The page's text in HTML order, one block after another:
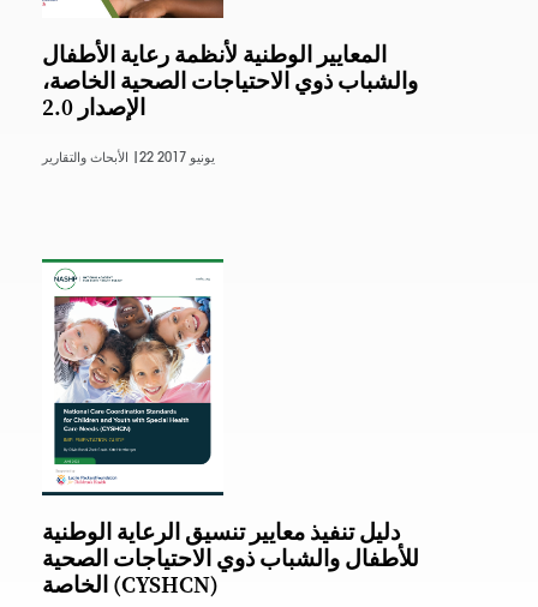
المعايير الوطنية لأنظمة رعاية الأطفال
والشباب ذوي الاحتياجات الصحية الخاصة،
الإصدار 2.0
22 يونيو 2017
دليل تنفيذ معايير تنسيق الرعاية الوطنية
للأطفال والشباب ذوي الاحتياجات الصحية
الخاصة (CYSHCN)